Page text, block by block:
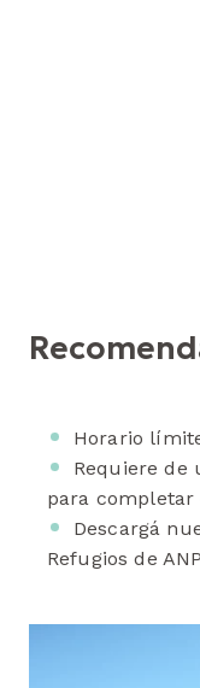
Horario
Requiere de
para completar
Descargá
Refugios de